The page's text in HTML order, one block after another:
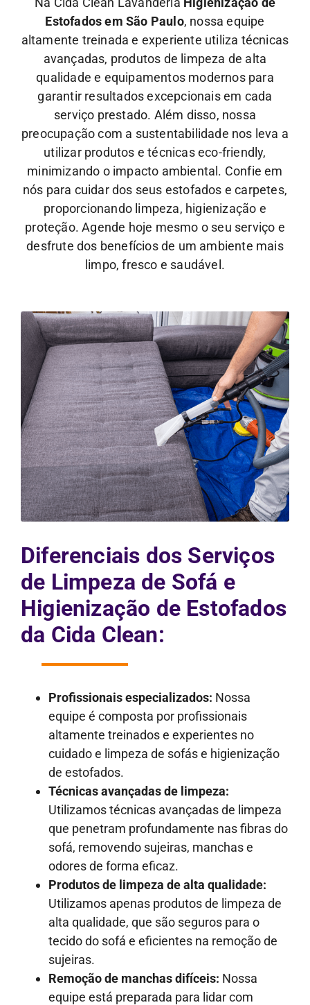
Estofados em São Paulo, nossa equipe
altamente treinada e experiente utiliza técnicas
avançadas, produtos de limpeza de alta
qualidade e equipamentos modernos para
garantir resultados excepcionais em cada
serviço prestado. Além disso, nossa
preocupação com a sustentabilidade nos leva a
utilizar produtos e técnicas eco-friendly,
minimizando o impacto ambiental. Confie em
nós para cuidar dos seus estofados e carpetes,
proporcionando limpeza, higienização e
proteção. Agende hoje mesmo o seu serviço e
desfrute dos benefícios de um ambiente mais
limpo, fresco e saudável.
Diferenciais dos Serviços
de Limpeza de Sofá e
Higienização de Estofados
da Cida Clean:
Profissionais especializados: Nossa
equipe é composta por profissionais
altamente treinados e experientes no
cuidado e limpeza de sofás e higienização
de estofados.
Técnicas avançadas de limpeza:
Utilizamos técnicas avançadas de limpeza
que penetram profundamente nas fibras do
sofá, removendo sujeiras, manchas e
odores de forma eficaz.
Produtos de limpeza de alta qualidade:
Utilizamos apenas produtos de limpeza de
alta qualidade, que são seguros para o
tecido do sofá e eficientes na remoção de
sujeiras.
Remoção de manchas difíceis: Nossa
equipe está preparada para lidar com